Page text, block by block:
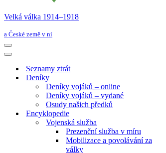
Velká válka 1914–⁠⁠⁠⁠⁠⁠1918
a České země v ní
Navigační
menu
Navigační
Seznamy ztrát
Deníky
Deníky vojáků – online
Deníky vojáků – vydané
Osudy našich předků
Encyklopedie
Vojenská služba
Prezenční služba v míru
Mobilizace a povolávání za
války